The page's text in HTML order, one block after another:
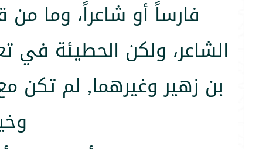
فارساً أو شاعراً، وما
الشاعر، ولكن الحطيئة في
بن زهير وغيرهما, لم تكن